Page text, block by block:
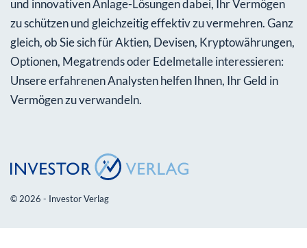
und innovativen Anlage-Lösungen dabei, Ihr Vermögen
zu schützen und gleichzeitig effektiv zu vermehren. Ganz
gleich, ob Sie sich für Aktien, Devisen, Kryptowährungen,
Optionen, Megatrends oder Edelmetalle interessieren:
Unsere erfahrenen Analysten helfen Ihnen, Ihr Geld in
Vermögen zu verwandeln.
© 2026 - Investor Verlag